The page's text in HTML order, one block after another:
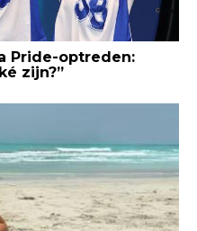
Pride-optreden:
zijn?”